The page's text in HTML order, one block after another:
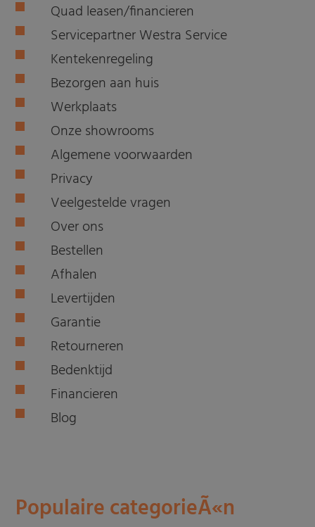
Quad leasen/financieren
Servicepartner Westra Service
Kentekenregeling
Bezorgen aan huis
Werkplaats
Onze showrooms
Algemene voorwaarden
Privacy
Veelgestelde vragen
Over ons
Bestellen
Afhalen
Levertijden
Garantie
Retourneren
Bedenktijd
Financieren
Blog
Populaire categorieÃ«n